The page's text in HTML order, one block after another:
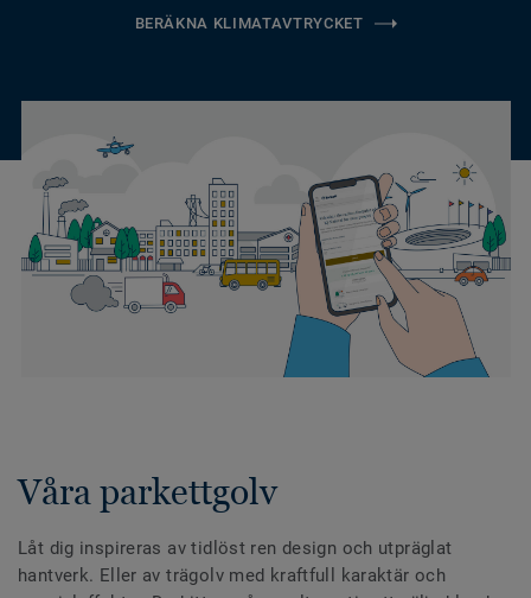
BERÄKNA KLIMATAVTRYCKET
Våra parkettgolv
Låt dig inspireras av tidlöst ren design och utpräglat
hantverk. Eller av trägolv med kraftfull karaktär och